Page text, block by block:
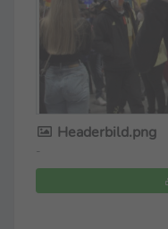
Headerbild.png
-